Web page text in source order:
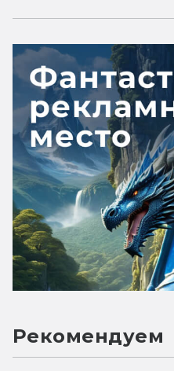
Рекомендуем